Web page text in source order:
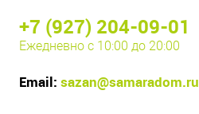
+7 (927) 204-09-01
Ежедневно с 10:00 до 20:00
Email: sazan@samaradom.ru